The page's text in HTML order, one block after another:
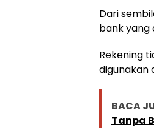
Dari
bank yang
Rekening
digunakan
BACA
Tanpa